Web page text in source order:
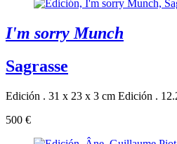
I'm sorry Munch
Sagrasse
Edición . 31 x 23 x 3 cm Edición .
500 €